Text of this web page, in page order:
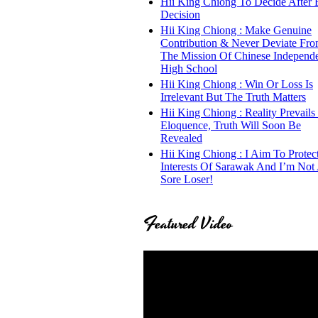
Decision
Hii King Chiong : Make Genuine
Contribution & Never Deviate
The Mission Of Chinese
High School
Hii King Chiong : Win Or Loss Is
Irrelevant But The Truth Matters
Hii King Chiong : Reality Prevails
Eloquence, Truth Will Soon Be
Revealed
Hii King Chiong : I Aim To
Interests Of Sarawak And I’m Not
Sore Loser!
Featured Video